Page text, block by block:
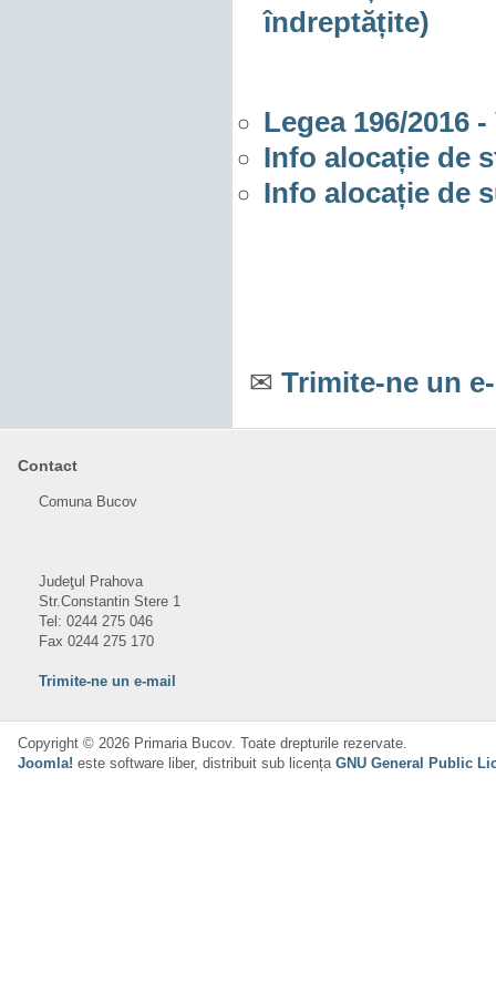
îndreptățite)
Legea 196/2016
Info alocație de
Info alocație de
✉ Trimite-ne un
Contact
Comuna Bucov
Judeţul Prahova
Str.Constantin Stere 1
Tel: 0244 275 046
Fax 0244 275 170
Trimite-ne un e-mail
Copyright © 2026 Primaria Bucov. Toate drepturile rezervate.
Joomla! este software liber, distribuit sub licența GNU General Public